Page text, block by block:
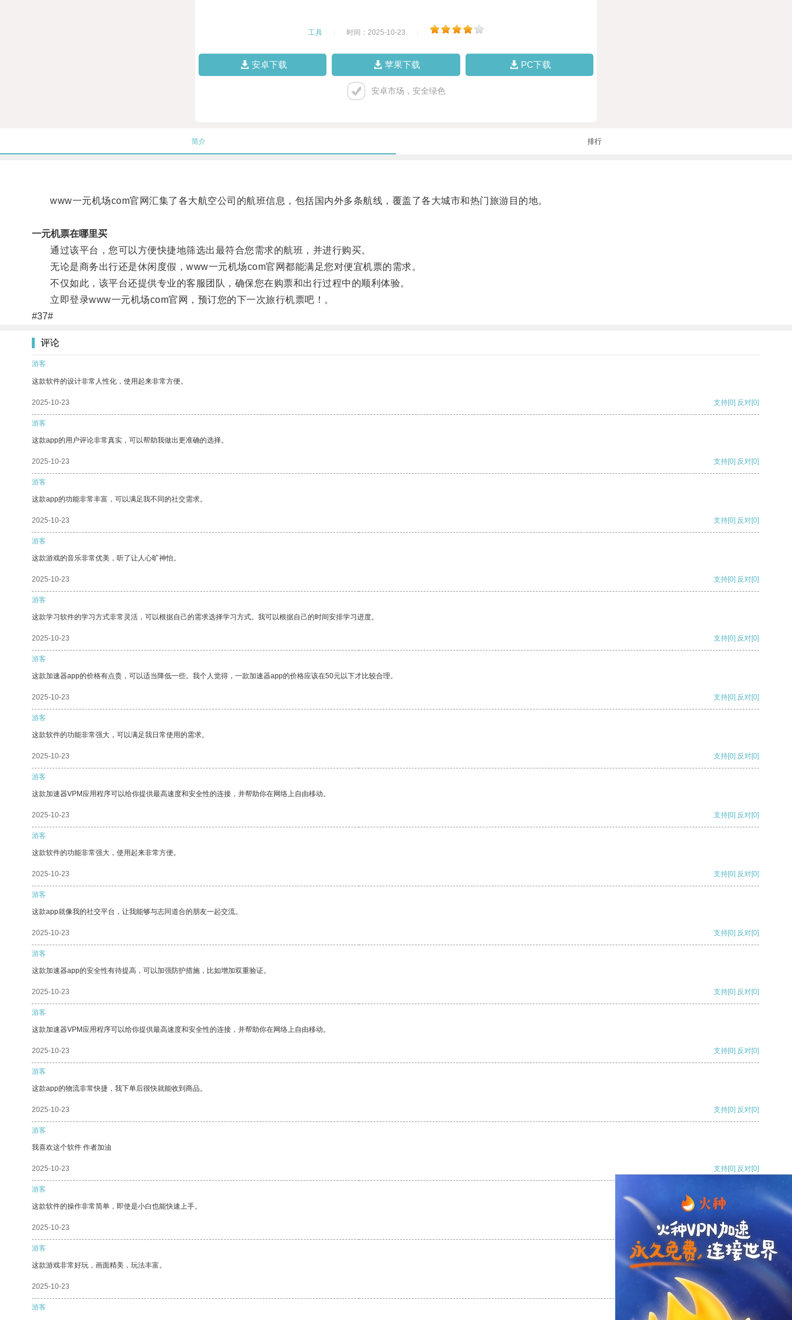
工具 时间：2025-10-23
安卓下载 苹果下载 PC下载
安卓市场，安全绿色
简介 排行
www一元机场com官网汇集了各大航空公司的航班信息，包括国内外多条航线，覆盖了各大城市和热门旅游目的地。
一元机票在哪里买
通过该平台，您可以方便快捷地筛选出最符合您需求的航班，并进行购买。
无论是商务出行还是休闲度假，www一元机场com官网都能满足您对便宜机票的需求。
不仅如此，该平台还提供专业的客服团队，确保您在购票和出行过程中的顺利体验。
立即登录www一元机场com官网，预订您的下一次旅行机票吧！。
#37#
评论
游客
这款软件的设计非常人性化，使用起来非常方便。
2025-10-23 支持[0] 反对[0]
游客
这款app的用户评论非常真实，可以帮助我做出更准确的选择。
2025-10-23 支持[0] 反对[0]
游客
这款app的功能非常丰富，可以满足我不同的社交需求。
2025-10-23 支持[0] 反对[0]
游客
这款游戏的音乐非常优美，听了让人心旷神怡。
2025-10-23 支持[0] 反对[0]
游客
这款学习软件的学习方式非常灵活，可以根据自己的需求选择学习方式。我可以根据自己的时间安排学习进度。
2025-10-23 支持[0] 反对[0]
游客
这款加速器app的价格有点贵，可以适当降低一些。我个人觉得，一款加速器app的价格应该在50元以下才比较合理。
2025-10-23 支持[0] 反对[0]
游客
这款软件的功能非常强大，可以满足我日常使用的需求。
2025-10-23 支持[0] 反对[0]
游客
这款加速器VPM应用程序可以给你提供最高速度和安全性的连接，并帮助你在网络上自由移动。
2025-10-23 支持[0] 反对[0]
游客
这款软件的功能非常强大，使用起来非常方便。
2025-10-23 支持[0] 反对[0]
游客
这款app就像我的社交平台，让我能够与志同道合的朋友一起交流。
2025-10-23 支持[0] 反对[0]
游客
这款加速器app的安全性有待提高，可以加强防护措施，比如增加双重验证。
2025-10-23 支持[0] 反对[0]
游客
这款加速器VPM应用程序可以给你提供最高速度和安全性的连接，并帮助你在网络上自由移动。
2025-10-23 支持[0] 反对[0]
游客
这款app的物流非常快捷，我下单后很快就能收到商品。
2025-10-23 支持[0] 反对[0]
游客
我喜欢这个软件 作者加油
2025-10-23 支持[0] 反对[0]
游客
这款软件的操作非常简单，即使是小白也能快速上手。
2025-10-23 支持[0] 反对
游客
这款游戏非常好玩，画面精美，玩法丰富。
2025-10-23 支持
游客